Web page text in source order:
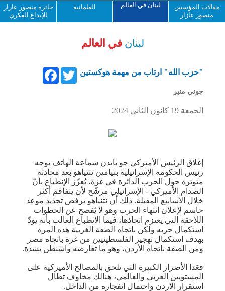
مقالات المؤسس
منصور عازار
لبنان في العالم العلمانية
جائزة منصور عازار
للإبداع الفكري
لبنان في العالم
FacebookTwitter "حزب الله" ارتاب من مهمة هوكستين
جوني منير
الجمعة 19 كانون الثاني 2024
إغلاق الرئيس الأميركي جو بايدن سماعة الهاتف بوجه
رئيس الحكومة الإسرائيلية بنيامين نتنياهو بعد محادثة
متوترة حول الحرب الدائرة في غزة، يُعزّز الإنطباع بأنّ
الصدام الأميركي - الإسرائيلي مرشّح لأن يتفاقم أكثر
خلال الأسابيع المقبلة. ذلك أن نتنياهو يرفض تحديد موعد
حاسم لإعلان انتهاء الحرب وهو لا يُفصح عن الخطوات
اللاحقة التي يعتزم اتخاذها، فيما الانطباع الغالب بأنه يودّ
استكمال حربه ولكن باتجاه الضفة الغربية هذه المرة
بهدف استكمال تهجير الفلسطينيين من غزة باتجاه مصر
ومن الضفة باتجاه الأردن، وهو ما تعارضه واشنطن بشدة.
فعَدا الأضرار الكبيرة التي تلحق بالمصالح الأميركية على
المستويين العربي والعالمي، هنالك مخاوف تطال
استقرار الاردن واحتمال انفجاره من الداخل.